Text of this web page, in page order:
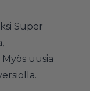
Super
uusia